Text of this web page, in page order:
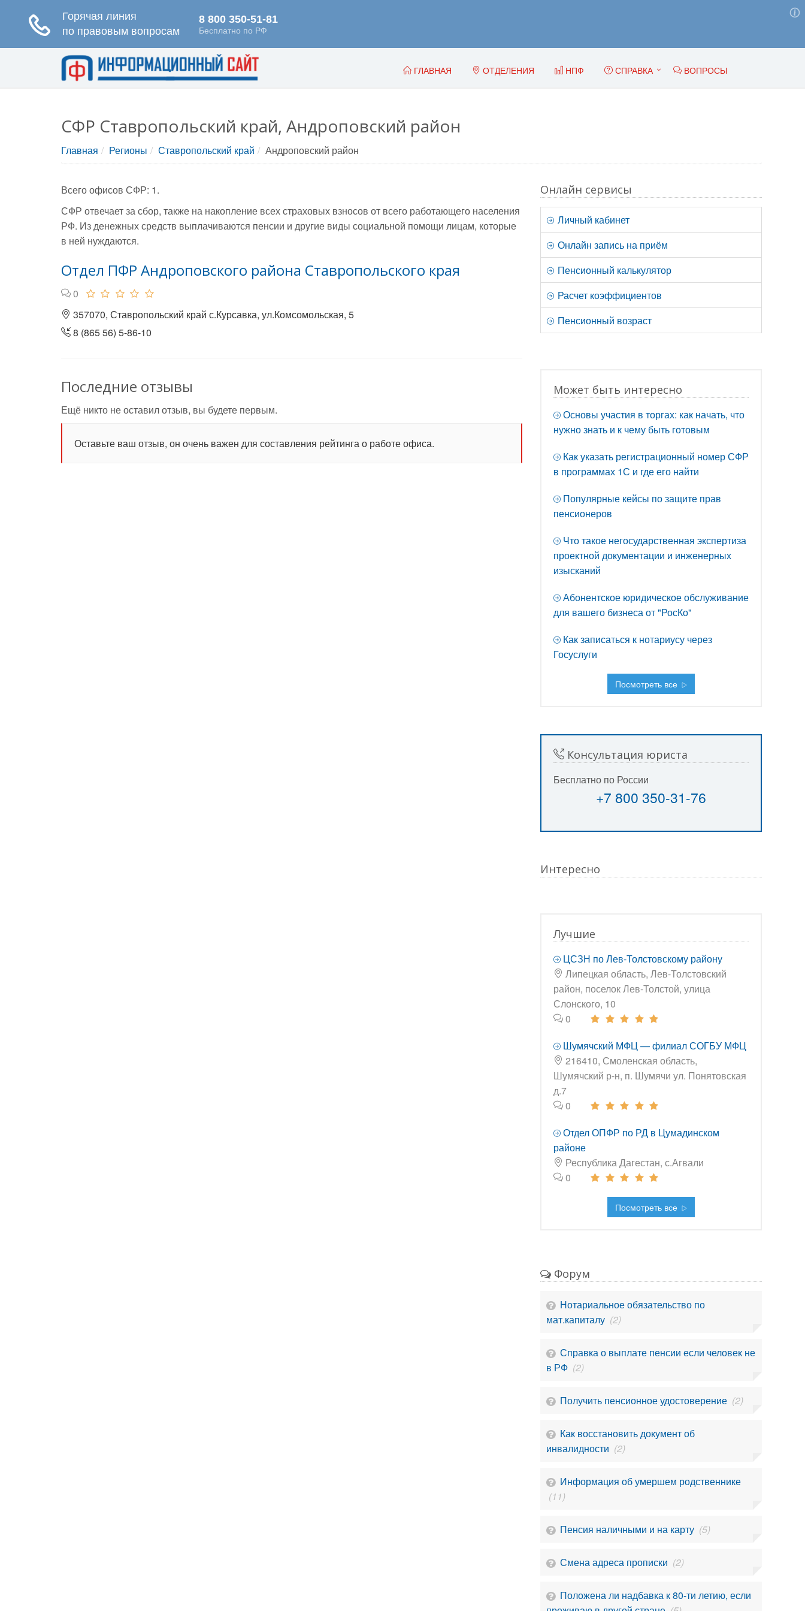
ГЛАВНАЯ ОТДЕЛЕНИЯ НПФ СПРАВКА ВОПРОСЫ
СФР Ставропольский край, Андроповский район
Главная Регионы Ставропольский край Андроповский район
Всего офисов СФР: 1.
СФР отвечает за сбор, также на накопление всех страховых взносов от всего работающего населения
РФ. Из денежных средств выплачиваются пенсии и другие виды социальной помощи лицам, которые
в ней нуждаются.
Отдел ПФР Андроповского района Ставропольского края
0
357070, Ставропольский край с.Курсавка, ул.Комсомольская, 5
8 (865 56) 5-86-10
Последние отзывы
Ещё никто не оставил отзыв, вы будете первым.
Оставьте ваш отзыв, он очень важен для составления рейтинга о работе офиса.
Онлайн сервисы
Личный кабинет
Онлайн запись на приём
Пенсионный калькулятор
Расчет коэффициентов
Пенсионный возраст
Может быть интересно
Основы участия в торгах: как начать, что
нужно знать и к чему быть готовым
Как указать регистрационный номер СФР
в программах 1С и где его найти
Популярные кейсы по защите прав
пенсионеров
Что такое негосударственная экспертиза
проектной документации и инженерных
изысканий
Абонентское юридическое обслуживание
для вашего бизнеса от "РосКо"
Как записаться к нотариусу через
Госуслуги
Посмотреть все
Консультация юриста
Бесплатно по России
+7 800 350-31-76
Интересно
Лучшие
ЦСЗН по Лев-Толстовскому району
Липецкая область, Лев-Толстовский
район, поселок Лев-Толстой, улица
Слонского, 10
0
Шумячский МФЦ — филиал СОГБУ МФЦ
216410, Смоленская область,
Шумячский р-н, п. Шумячи ул. Понятовская
д.7
0
Отдел ОПФР по РД в Цумадинском
районе
Республика Дагестан, с.Агвали
0
Посмотреть все
Форум
Нотариальное обязательство по
мат.капиталу (2)
Справка о выплате пенсии если человек не
в РФ (2)
Получить пенсионное удостоверение (2)
Как восстановить документ об
инвалидности (2)
Информация об умершем родственнике
(11)
Пенсия наличными и на карту (5)
Смена адреса прописки (2)
Положена ли надбавка к 80-ти летию, если